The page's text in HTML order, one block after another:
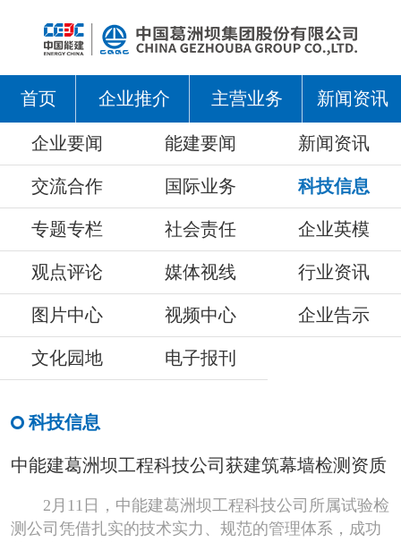
首页 企业推介 主营业务 新闻资讯
企业要闻 能建要闻 新闻资讯
交流合作 国际业务 科技信息
专题专栏 社会责任 企业英模
观点评论 媒体视线 行业资讯
图片中心 视频中心 企业告示
文化园地 电子报刊
科技信息
中能建葛洲坝工程科技公司获建筑幕墙检测资质
2月11日，中能建葛洲坝工程科技公司所属试验检
测公司凭借扎实的技术实力、规范的管理体系，成功